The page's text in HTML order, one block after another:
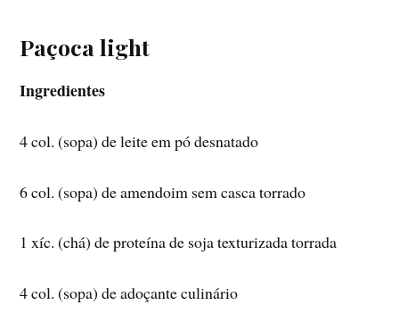
Paçoca light
Ingredientes
4 col. (sopa) de leite em pó desnatado
6 col. (sopa) de amendoim sem casca torrado
1 xíc. (chá) de proteína de soja texturizada torrada
4 col. (sopa) de adoçante culinário